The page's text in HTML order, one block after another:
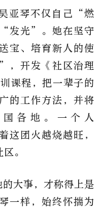
亚琴不仅自己“燃
发光”。她在坚守
宝、培育新人的使
，开发《社区治理
课程，把一辈子的
的工作方法，并将
各地。一个人
团火越烧越旺，
。
大事，才称得上是
一样，始终怀揣为